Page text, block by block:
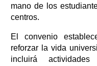
mano de los
centros.
El convenio
reforzar la vida
incluirá actividades